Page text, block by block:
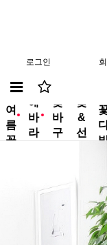
로그인
new
여
름
꽃
new
해
바
라
꽃
바
구
꽃
&
선